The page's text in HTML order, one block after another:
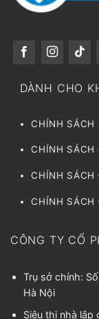
DÀNH CHO
CHÍNH SÁCH
CHÍNH SÁCH
CHÍNH SÁCH
CHÍNH
CÔNG TY CỔ
Trụ sở chính:
Hà Nội
Siêu thị nhà lắp